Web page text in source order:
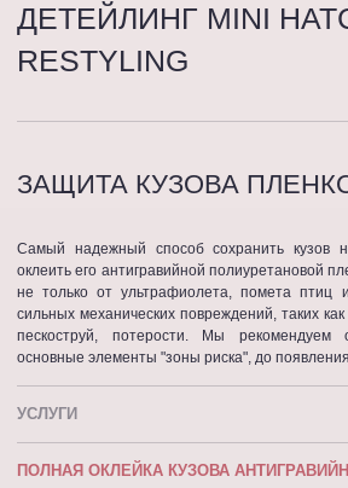
ДЕТЕЙЛИНГ MINI
RESTYLING
ЗАЩИТА КУЗОВА
Самый надежный способ сохранить кузов
оклеить его антигравийной полиуретановой
не только от ультрафиолета, помета птиц
сильных механических повреждений, таких
пескоструй, потерости. Мы рекомендуем
основные элементы "зоны риска", до
УСЛУГИ
ПОЛНАЯ ОКЛЕЙКА КУЗОВА